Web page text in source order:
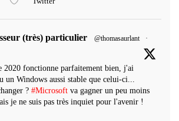
(très) particulier @thomasaurlant
·
2020 fonctionne parfaitement bien, j'ai
un Windows aussi stable que celui-ci...
? #Microsoft va gagner un peu moins
je ne suis pas très inquiet pour l'avenir !